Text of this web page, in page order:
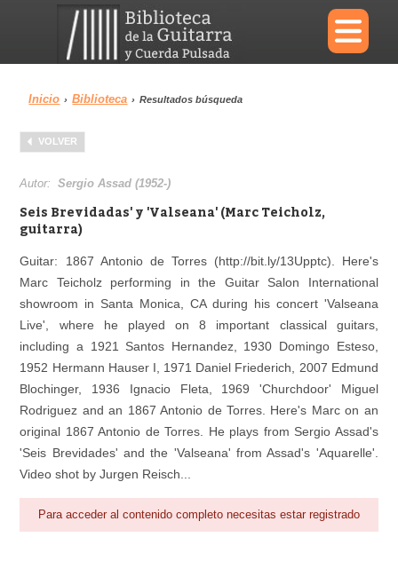
×
Menu
Biblioteca
Reproductor
Inicio › Biblioteca › Resultados búsqueda
VOLVER
Autor:Sergio Assad (1952-)
Seis Brevidadas' y 'Valseana' (Marc Teicholz,
guitarra)
Guitar: 1867 Antonio de Torres (http://bit.ly/13Upptc). Here's
Marc Teicholz performing in the Guitar Salon International
showroom in Santa Monica, CA during his concert 'Valseana
Live', where he played on 8 important classical guitars,
including a 1921 Santos Hernandez, 1930 Domingo Esteso,
1952 Hermann Hauser I, 1971 Daniel Friederich, 2007 Edmund
Blochinger, 1936 Ignacio Fleta, 1969 'Churchdoor' Miguel
Rodriguez and an 1867 Antonio de Torres. Here's Marc on an
original 1867 Antonio de Torres. He plays from Sergio Assad's
'Seis Brevidades' and the 'Valseana' from Assad's 'Aquarelle'.
Video shot by Jurgen Reisch...
Para acceder al contenido completo necesitas estar registrado